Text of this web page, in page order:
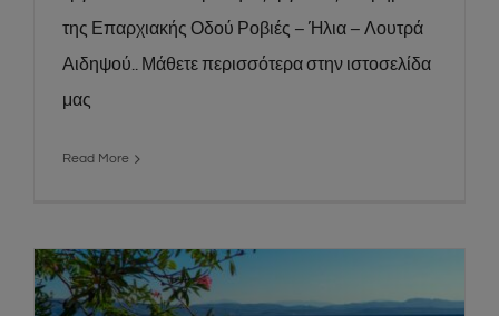
της Επαρχιακής Οδού Ροβιές – Ήλια – Λουτρά
Αιδηψού.. Μάθετε περισσότερα στην ιστοσελίδα
μας
Read More